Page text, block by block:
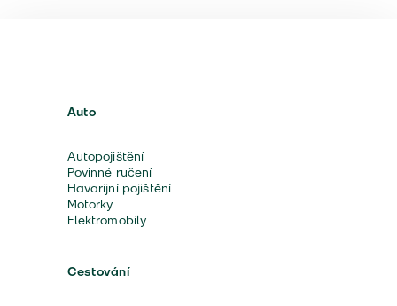
Auto
Autopojištění
Povinné ručení
Havarijní pojištění
Motorky
Elektromobily
Cestování